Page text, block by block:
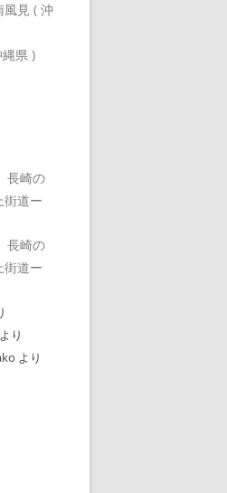
見 ( 沖
県 )
長崎の
道ー
長崎の
道ー
より
より